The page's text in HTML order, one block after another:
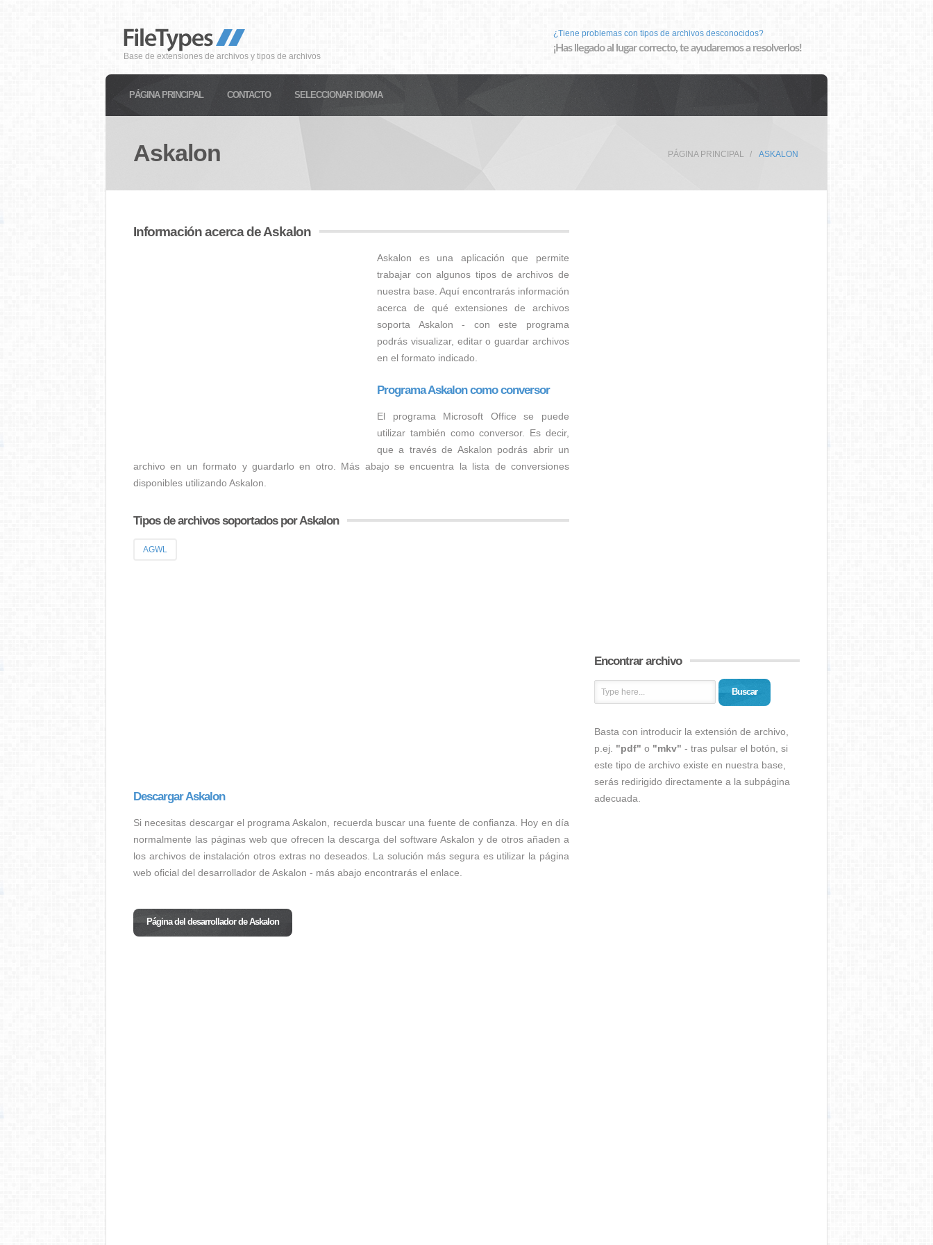
Base de extensiones de archivos y tipos de archivos
¿Tiene problemas con tipos de archivos desconocidos?
¡Has llegado al lugar correcto, te ayudaremos a resolverlos!
PÁGINA PRINCIPAL CONTACTO SELECCIONAR IDIOMA
Askalon PÁGINA PRINCIPAL ASKALON
Información acerca de Askalon
Askalon es una aplicación que permite
trabajar con algunos tipos de archivos de
nuestra base. Aquí encontrarás información
acerca de qué extensiones de archivos
soporta Askalon - con este programa
podrás visualizar, editar o guardar archivos
en el formato indicado.
Programa Askalon como conversor
El programa Microsoft Office se puede
utilizar también como conversor. Es decir,
que a través de Askalon podrás abrir un
archivo en un formato y guardarlo en otro. Más abajo se encuentra la lista de conversiones
disponibles utilizando Askalon.
Tipos de archivos soportados por Askalon
AGWL
Descargar Askalon
Si necesitas descargar el programa Askalon, recuerda buscar una fuente de confianza. Hoy en día
normalmente las páginas web que ofrecen la descarga del software Askalon y de otros añaden a
los archivos de instalación otros extras no deseados. La solución más segura es utilizar la página
web oficial del desarrollador de Askalon - más abajo encontrarás el enlace.
Página del desarrollador de Askalon
Encontrar archivo
Buscar
Basta con introducir la extensión de archivo,
p.ej. "pdf" o "mkv" - tras pulsar el botón, si
este tipo de archivo existe en nuestra base,
serás redirigido directamente a la subpágina
adecuada.